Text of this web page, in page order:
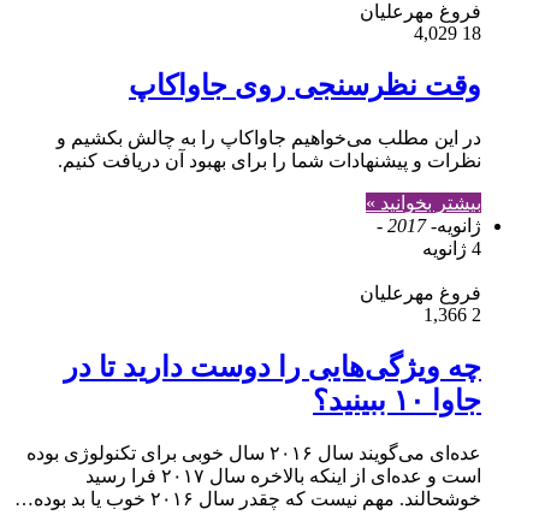
فروغ مهرعلیان
18
وقت نظرسنجی روی جاواکاپ
در این مطلب می‌خواهیم جاواکاپ را به چالش بکشیم و
نظرات و پیشنهادات شما را برای بهبود آن دریافت کنیم.
بیشتر بخوانید »
ژانویه- 2017 -
4 ژانویه
فروغ مهرعلیان
2
چه ویژگی‌هایی را دوست دارید تا در
جاوا ۱۰ ببینید؟
عده‌ای می‌گویند سال ۲۰۱۶ سال خوبی برای تکنولوژی بوده
است و عده‌ای از اینکه بالاخره سال ۲۰۱۷ فرا رسید
خوشحالند. مهم نیست که چقدر سال ۲۰۱۶ خوب یا بد بوده…